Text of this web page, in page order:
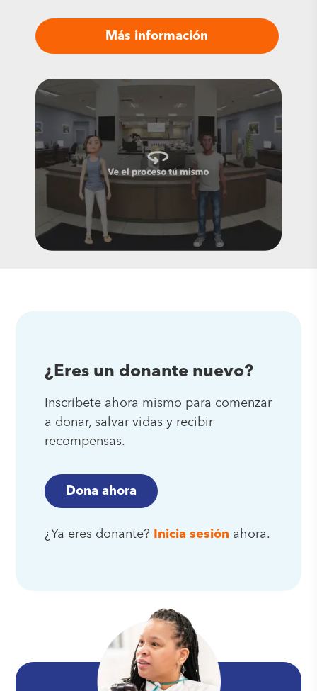
Más información
¿Eres un donante nuevo?
Inscríbete ahora mismo para comenzar
a donar, salvar vidas y recibir
recompensas.
Dona ahora
¿Ya eres donante? Inicia sesión ahora.